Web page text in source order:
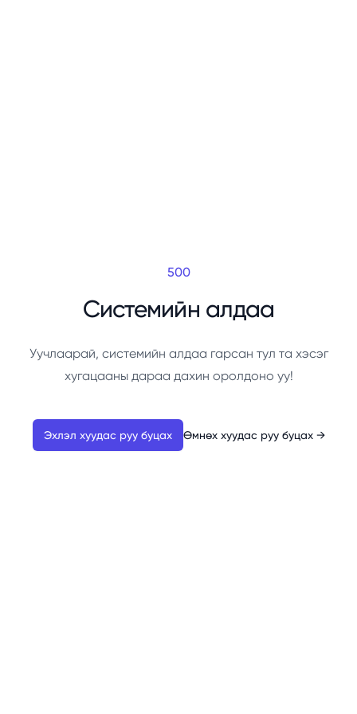
500
Системийн алдаа
Уучлаарай, системийн алдаа гарсан тул та хэсэг
хугацааны дараа дахин оролдоно уу!
Эхлэл хуудас руу буцах Өмнөх хуудас руу буцах →